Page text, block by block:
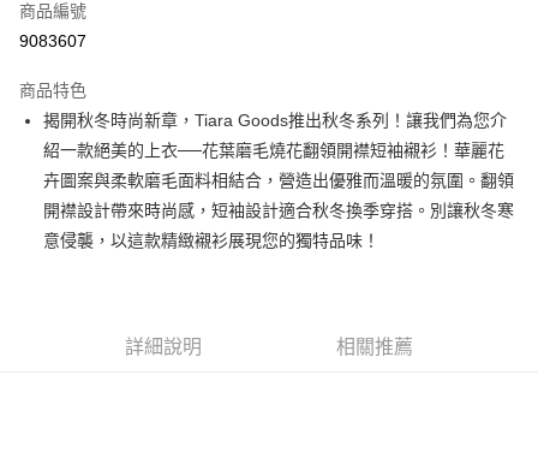
超商取貨付款
Apple Pay
街口支付
悠遊付
Google Pay
AFTEE先享後付
商品編號
9083607
商品特色
揭開秋冬時尚新章，Tiara Goods推出秋冬系列！讓我們為您介
紹一款絕美的上衣──花葉磨毛燒花翻領開襟短袖襯衫！華麗花
卉圖案與柔軟磨毛面料相結合，營造出優雅而溫暖的氛圍。翻領
開襟設計帶來時尚感，短袖設計適合秋冬換季穿搭。別讓秋冬寒
意侵襲，以這款精緻襯衫展現您的獨特品味！
詳細說明 相關推薦